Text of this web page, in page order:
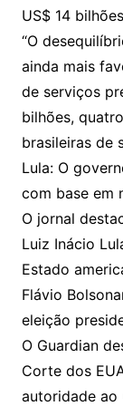
US$ 14
“O
ainda mais
de serviços
bilhões,
brasileiras de
Lula: O
com base em
O jornal
Luiz Inácio
Estado
Flávio
eleição
O Guardian
Corte dos
autoridade